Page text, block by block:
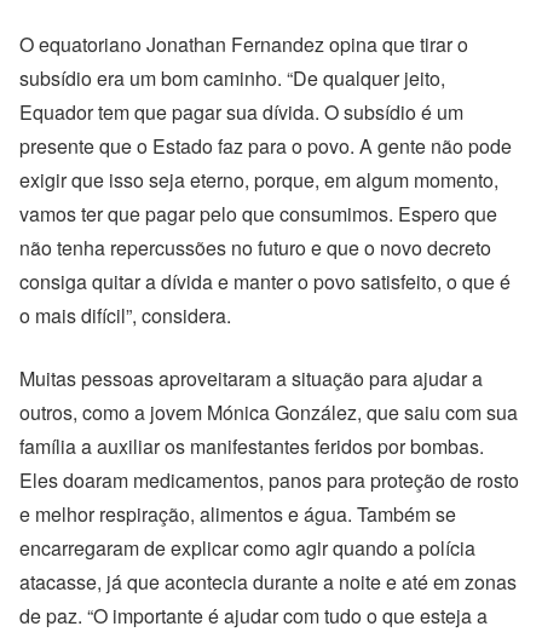
O equatoriano Jonathan Fernandez opina que tirar o
subsídio era um bom caminho. “De qualquer jeito,
Equador tem que pagar sua dívida. O subsídio é um
presente que o Estado faz para o povo. A gente não pode
exigir que isso seja eterno, porque, em algum momento,
vamos ter que pagar pelo que consumimos. Espero que
não tenha repercussões no futuro e que o novo decreto
consiga quitar a dívida e manter o povo satisfeito, o que é
o mais difícil”, considera.
Muitas pessoas aproveitaram a situação para ajudar a
outros, como a jovem Mónica González, que saiu com sua
família a auxiliar os manifestantes feridos por bombas.
Eles doaram medicamentos, panos para proteção de rosto
e melhor respiração, alimentos e água. Também se
encarregaram de explicar como agir quando a polícia
atacasse, já que acontecia durante a noite e até em zonas
de paz. “O importante é ajudar com tudo o que esteja a